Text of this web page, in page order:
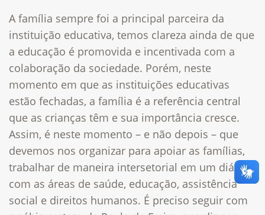
A família sempre foi a principal parceira da
instituição educativa, temos clareza ainda de que
a educação é promovida e incentivada com a
colaboração da sociedade. Porém, neste
momento em que as instituições educativas
estão fechadas, a família é a referência central
que as crianças têm e sua importância cresce.
Assim, é neste momento – e não depois – que
devemos nos organizar para apoiar as famílias,
trabalhar de maneira intersetorial em um diálogo
com as áreas de saúde, educação, assistência
social e direitos humanos. É preciso seguir com